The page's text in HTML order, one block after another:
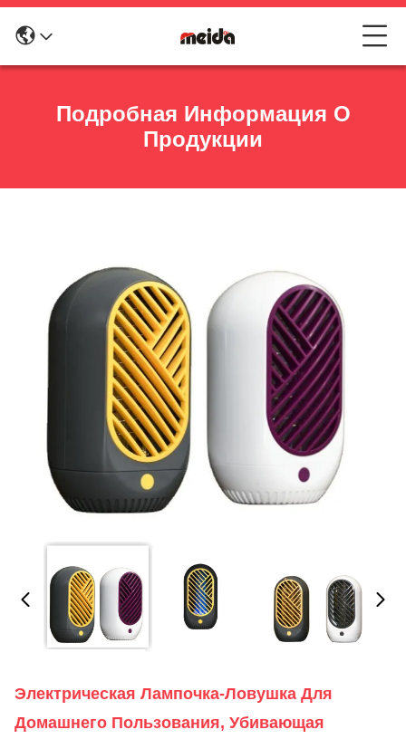
Подробная Информация О
Продукции
Электрическая Лампочка-Ловушка Для
Домашнего Пользования, Убивающая